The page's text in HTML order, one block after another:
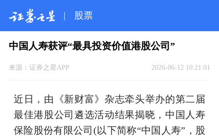
| 股票
中国人寿获评“最具投资价值港股公司”
来源： 证券之星APP 2026-06-12 10:21:01
近日，由《新财富》杂志牵头举办的第二届
最佳港股公司遴选活动结果揭晓，中国人寿
保险股份有限公司(以下简称“中国人寿”，股